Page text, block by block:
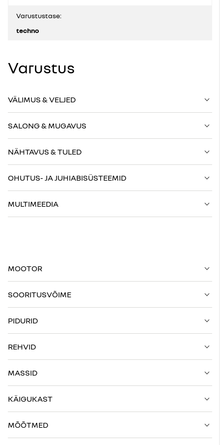
Varustustase:
techno
Varustus
VÄLIMUS & VELJED
SALONG & MUGAVUS
NÄHTAVUS & TULED
OHUTUS- JA JUHIABISÜSTEEMID
MULTIMEEDIA
MOOTOR
SOORITUSVÕIME
PIDURID
REHVID
MASSID
KÄIGUKAST
MÕÕTMED